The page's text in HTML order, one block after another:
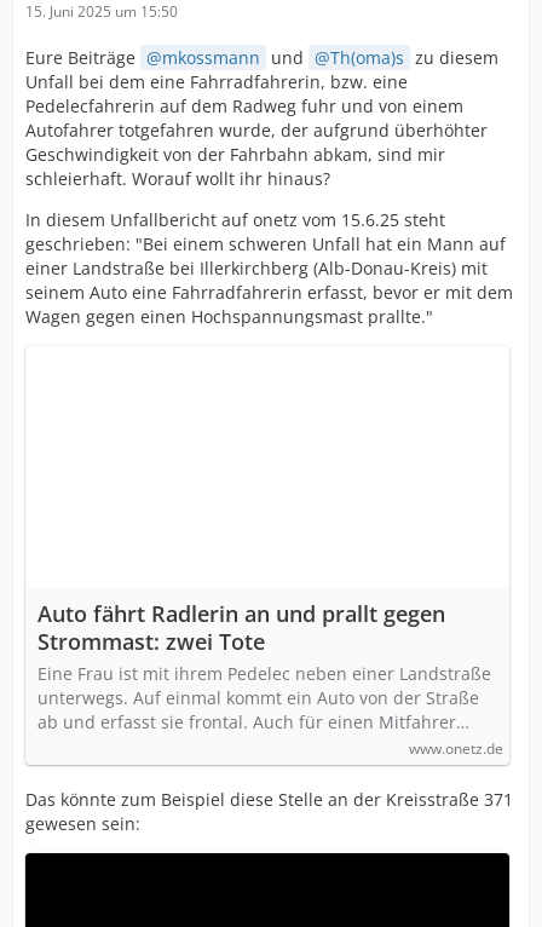
15. Juni 2025 um 15:50
Eure Beiträge mkossmann und Th(oma)s zu diesem
Unfall bei dem eine Fahrradfahrerin, bzw. eine
Pedelecfahrerin auf dem Radweg fuhr und von einem
Autofahrer totgefahren wurde, der aufgrund überhöhter
Geschwindigkeit von der Fahrbahn abkam, sind mir
schleierhaft. Worauf wollt ihr hinaus?
In diesem Unfallbericht auf onetz vom 15.6.25 steht
geschrieben: "Bei einem schweren Unfall hat ein Mann auf
einer Landstraße bei Illerkirchberg (Alb-Donau-Kreis) mit
seinem Auto eine Fahrradfahrerin erfasst, bevor er mit dem
Wagen gegen einen Hochspannungsmast prallte."
Auto fährt Radlerin an und prallt gegen
Strommast: zwei Tote
Eine Frau ist mit ihrem Pedelec neben einer Landstraße
unterwegs. Auf einmal kommt ein Auto von der Straße
ab und erfasst sie frontal. Auch für einen Mitfahrer…
www.onetz.de
Das könnte zum Beispiel diese Stelle an der Kreisstraße 371
gewesen sein: